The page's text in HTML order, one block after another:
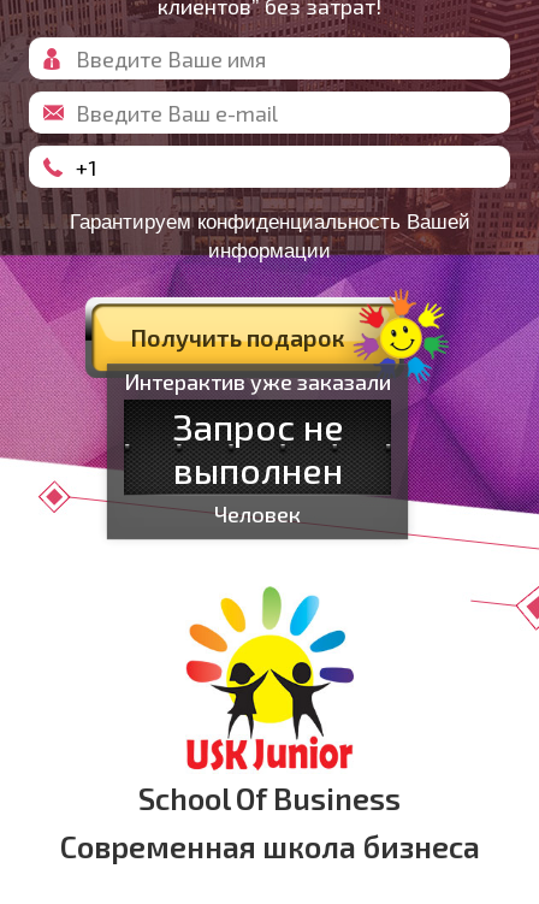
клиентов” без затрат!
Гарантируем конфиденциальность Вашей
информации
Интерактив уже заказали
Запрос не
выполнен
Человек
School Of Business
Современная школа бизнеса